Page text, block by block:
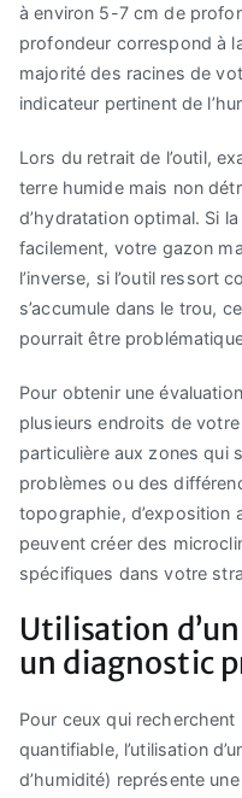
à environ 5-7 cm de
profondeur correspond à
majorité des racines de
indicateur pertinent de
Lors du retrait de l’outil,
terre humide mais non
d’hydratation optimal. Si
facilement, votre gazon
l’inverse, si l’outil ressort
s’accumule dans le trou,
pourrait être
Pour obtenir une
plusieurs endroits de
particulière aux zones qui
problèmes ou des
topographie, d’exposition
peuvent créer des
spécifiques dans votre
Utilisation
un diagnostic
Pour ceux qui
quantifiable, l’utilisation
d’humidité) représente